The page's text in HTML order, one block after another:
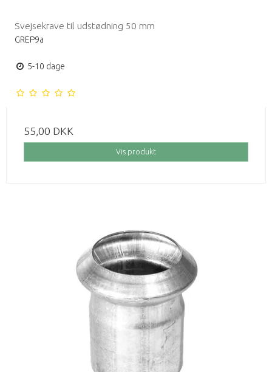
Svejsekrave til udstødning 50 mm
GREP9a
5-10 dage
55,00 DKK
Vis produkt